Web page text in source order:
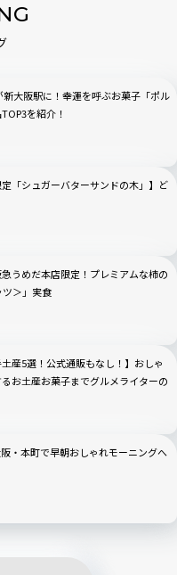
新大阪駅に！幸運を呼ぶお菓子「ポル
を紹介！
定「シュガーバターサンドの木」】ど
急うめだ本店限定！プレミアムな柿の
＞」実食
土産5選！公式通販もなし！】おしゃ
お土産お菓子までグルメライターの
・本町で早朝おしゃれモーニングへ